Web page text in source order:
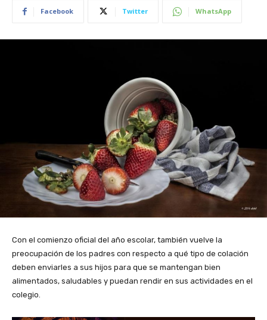
Facebook Twitter WhatsApp
Con el comienzo oficial del año escolar, también vuelve la
preocupación de los padres con respecto a qué tipo de colación
deben enviarles a sus hijos para que se mantengan bien
alimentados, saludables y puedan rendir en sus actividades en el
colegio.